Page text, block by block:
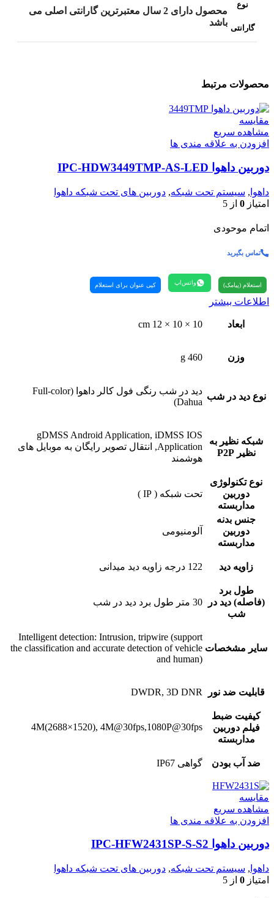
نوع
گارانتی
محصول دارای 2 سال معتبرترین گارانتی اصلی می
باشد
محصولات مرتبط
مقایسه
مشاهده سریع
افزودن به علاقه مندی ها
دوربین داهوا IPC-HDW3449TMP-AS-LED
داهوا , سیستم تحت شبکه, دوربین های تحت شبکه داهوا
امتیاز 0 از 5
اتمام موحودی
تماس بگیرید
استعلام (پیامک) واتس‌اپ کپی عنوان برای استعلام
اطلاعات بیشتر
ابعاد 10 × 10 × 12 cm
وزن 460 g
نوع دید در شب
دید در شب رنگی فول کالر داهوا (Full-color
Dahua)
شبکه نظیر به
نظیر P2P
gDMSS Android Application, iDMSS IOS
Application, انتقال تصویر رایگان به موبایل های
هوشمند
نوع تکنولوژی
دوربین
مداربسته
تحت شبکه ( IP )
جنس بدنه
دوربین
مداربسته
آلومنیومی
زاویه دید 122 درجه زاویه دید میدانی
طول برد
(فاصله) دید در
شب
30 متر طول برد دید در شب
سایر مشخصات
Intelligent detection: Intrusion, tripwire (support
the classification and accurate detection of vehicle
and human)
قابلیت ضد نور DWDR, 3D DNR
کیفیت ضبط
فیلم دوربین
مداربسته
4M(2688×1520), 4M@30fps,1080P@30fps
ضد آب بودن گواهی IP67
مقایسه
مشاهده سریع
افزودن به علاقه مندی ها
دوربین داهوا IPC-HFW2431SP-S-S2
داهوا , سیستم تحت شبکه, دوربین های تحت شبکه داهوا
امتیاز 0 از 5